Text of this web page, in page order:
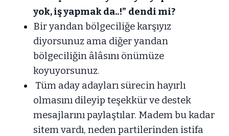
yok, iş yapmak da..!” dendi mi?
Bir yandan bölgeciliğe karşıyız
diyorsunuz ama diğer yandan
bölgeciliğin âlâsını önümüze
koyuyorsunuz.
Tüm aday adayları sürecin hayırlı
olmasını dileyip teşekkür ve destek
mesajlarını paylaştılar. Madem bu kadar
sitem vardı, neden partilerinden istifa